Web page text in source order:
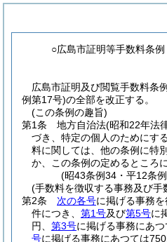
○広島市証明等手数料条例
広島市証明及び閲覧手数料条
例第17号)の全部を改正する。
(この条例の趣旨)
第1条
地方自治法(昭和22年法
づき、特定の個人のためにす
料に関しては、他の条例に特
か、この条例の定めるところに
(昭43条例34・平12条
(手数料を徴収する事務及び手
第2条
次の各号に掲げる事務
件につき、 第1号及び第5号に
円、 第3号に掲げる事務にあつ
号に掲げる事務にあつては750